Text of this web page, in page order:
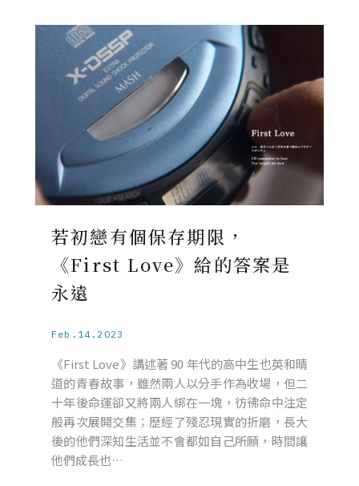
若初戀有個保存期限，
《First Love》給的答案是
永遠
Feb.14.2023
《First Love》講述著 90 年代的高中生也英和晴
道的青春故事，雖然兩人以分手作為收場，但二
十年後命運卻又將兩人綁在一塊，彷彿命中注定
般再次展開交集；歷經了殘忍現實的折磨，長大
後的他們深知生活並不會都如自己所願，時間讓
他們成長也…